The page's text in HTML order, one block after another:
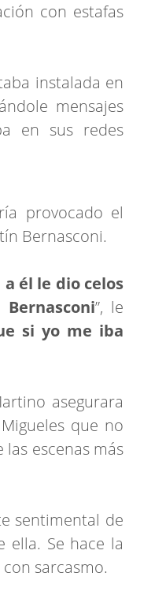
con estafas
instalada en
mensajes
en sus redes
provocado el
Bernasconi.
a él le dio celos
”, le
si yo me iba
asegurara
que no
escenas más
sentimental de
ella. Se hace la
sarcasmo.